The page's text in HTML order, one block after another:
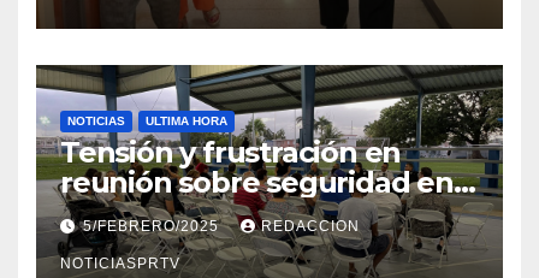
NOTICIAS ULTIMA HORA
Tensión y frustración en
reunión sobre seguridad en
Reparto Metropolitano
5/FEBRERO/2025 REDACCION
NOTICIASPRTV